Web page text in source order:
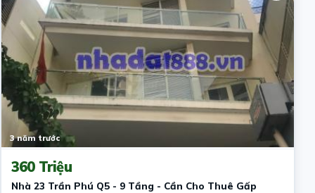
3 năm trước
360 Triệu
Nhà 23 Trần Phú Q5 - 9 Tầng - Cần Cho Thuê Gấp